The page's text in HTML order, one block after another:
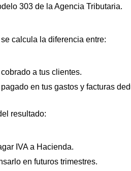
303 de la Agencia Tributaria.
calcula la diferencia entre:
a tus clientes.
en tus gastos y facturas
resultado:
IVA a Hacienda.
en futuros trimestres.